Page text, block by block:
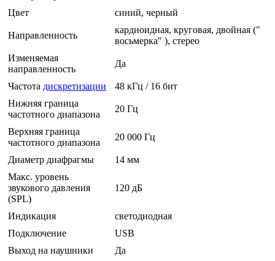
Цвет
синий, черный
Направленность
кардиоидная, круговая, двойная ("
восьмерка" ), стерео
Изменяемая
направленность
Да
Частота дискретизации
48 кГц / 16 бит
Нижняя граница
частотного диапазона
20 Гц
Верхняя граница
частотного диапазона
20 000 Гц
Диаметр диафрагмы
14 мм
Макс. уровень
звукового давления
(SPL)
120 дБ
Индикация
светодиодная
Подключение
USB
Выход на наушники
Да